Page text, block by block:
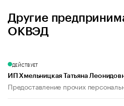
Другие
ОКВЭД
ДЕЙСТВУЕТ
ИП Хмельницкая Татьяна
Предоставление прочих